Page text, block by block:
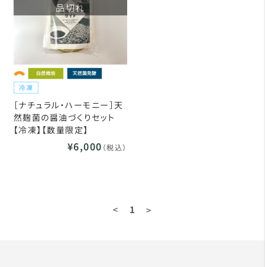
品切れ
［ナチュラル・ハーモニー］天
然麹菌の醤油づくりセット
【冷凍】【数量限定】
¥6,000 （税込）
< 1 >